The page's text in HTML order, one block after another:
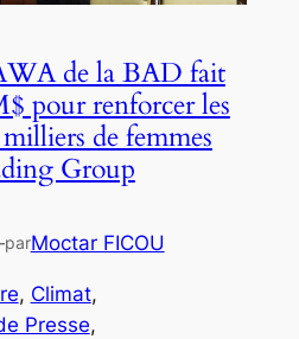
de la BAD fait
pour renforcer les
de femmes
Group
parMoctar FICOU
, Climat
Presse